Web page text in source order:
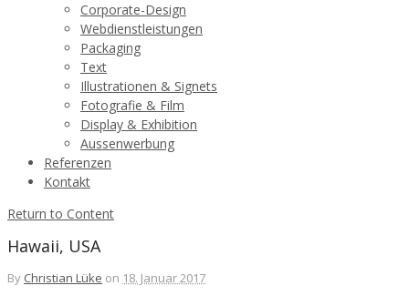
Corporate-Design
Webdienstleistungen
Packaging
Text
Illustrationen & Signets
Fotografie & Film
Display & Exhibition
Aussenwerbung
Referenzen
Kontakt
Return to Content
Hawaii, USA
By Christian Lüke on 18. Januar 2017